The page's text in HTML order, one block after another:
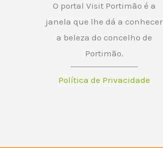
m
a
i
l
O portal Visit Portimão é a
janela que lhe dá a conhecer
a beleza do concelho de
Portimão.
Política de Privacidade